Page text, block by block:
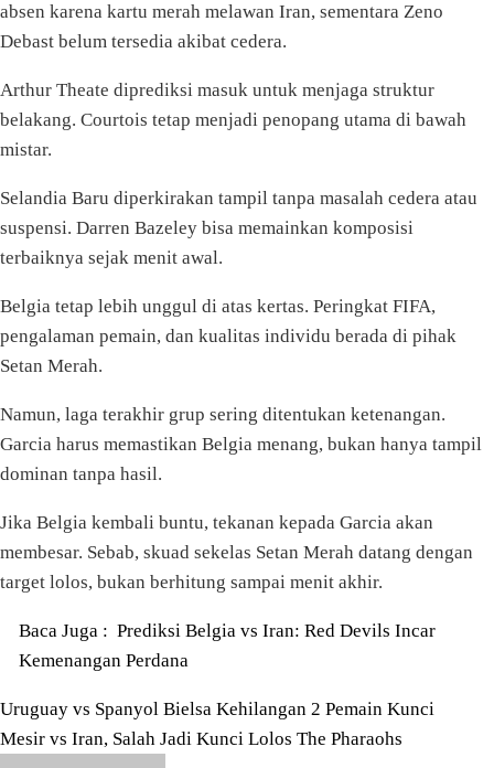
absen karena kartu merah melawan Iran, sementara Zeno
Debast belum tersedia akibat cedera.
Arthur Theate diprediksi masuk untuk menjaga struktur
belakang. Courtois tetap menjadi penopang utama di bawah
mistar.
Selandia Baru diperkirakan tampil tanpa masalah cedera atau
suspensi. Darren Bazeley bisa memainkan komposisi
terbaiknya sejak menit awal.
Belgia tetap lebih unggul di atas kertas. Peringkat FIFA,
pengalaman pemain, dan kualitas individu berada di pihak
Setan Merah.
Namun, laga terakhir grup sering ditentukan ketenangan.
Garcia harus memastikan Belgia menang, bukan hanya tampil
dominan tanpa hasil.
Jika Belgia kembali buntu, tekanan kepada Garcia akan
membesar. Sebab, skuad sekelas Setan Merah datang dengan
target lolos, bukan berhitung sampai menit akhir.
Baca Juga : Prediksi Belgia vs Iran: Red Devils Incar
Kemenangan Perdana
Navigasi
pos
Uruguay vs Spanyol Bielsa Kehilangan 2 Pemain Kunci
Mesir vs Iran, Salah Jadi Kunci Lolos The Pharaohs